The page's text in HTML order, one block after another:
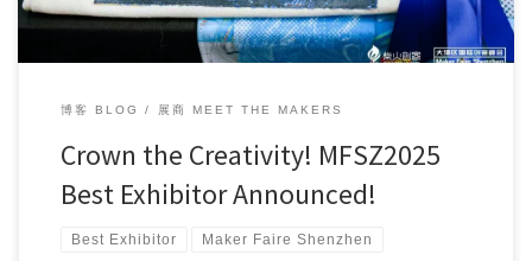
博客 BLOG 展商 MEET THE MAKERS
Crown the Creativity! MFSZ2025
Best Exhibitor Announced!
Best Exhibitor Maker Faire Shenzhen